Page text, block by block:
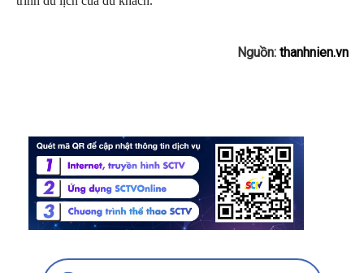
Nguồn: thanhnien.vn